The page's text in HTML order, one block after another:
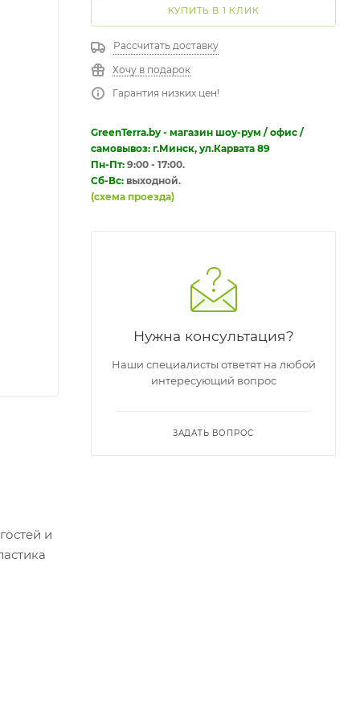
и
КУПИТЬ В 1 КЛИК
Рассчитать доставку
Хочу в подарок
Гарантия низких цен!
GreenTerra.by - магазин шоу-рум / офис /
самовывоз: г.Минск, ул.Карвата 89
Пн-Пт: 9:00 - 17:00.
Сб-Вс: выходной.
(схема проезда)
Нужна консультация?
Наши специалисты ответят на любой
интересующий вопрос
ЗАДАТЬ ВОПРОС